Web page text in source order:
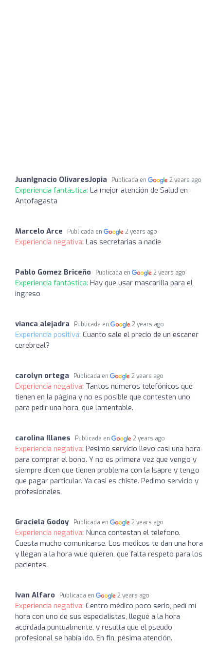
JuanIgnacio OlivaresJopia Publicada en 2 years ago
Experiencia fantástica: La mejor atención de Salud en
Antofagasta
Marcelo Arce Publicada en 2 years ago
Experiencia negativa: Las secretarias a nadie
Pablo Gomez Briceño Publicada en 2 years ago
Experiencia fantástica: Hay que usar mascarilla para el
ingreso
vianca alejadra Publicada en 2 years ago
Experiencia positiva: Cuanto sale el precio de un escaner
cerebreal?
carolyn ortega Publicada en 2 years ago
Experiencia negativa: Tantos números telefónicos que
tienen en la página y no es posible que contesten uno
para pedir una hora, que lamentable.
carolina Illanes Publicada en 2 years ago
Experiencia negativa: Pésimo servicio llevo casi una hora
para comprar el bono. Y no es primera vez que vengo y
siempre dicen que tienen problema con la Isapre y tengo
que pagar particular. Ya casi es chiste. Pedimo servicio y
profesionales.
Graciela Godoy Publicada en 2 years ago
Experiencia negativa: Nunca contestan el telefono.
Cuesta mucho comunicarse. Los medicos te dan una hora
y llegan a la hora wue quieren, que falta respeto para los
pacientes.
Ivan Alfaro Publicada en 2 years ago
Experiencia negativa: Centro médico poco serio, pedí mí
hora con uno de sus especialistas, llegué a la hora
acordada puntualmente, y resulta que el pseudo
profesional se había ido. En fin, pésima atención.